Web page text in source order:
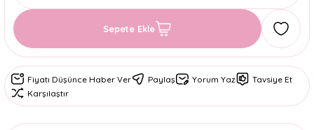
Sepete Ekle
Fiyatı Düşünce Haber Ver Paylaş Yorum Yaz
Tavsiye Et
Karşılaştır